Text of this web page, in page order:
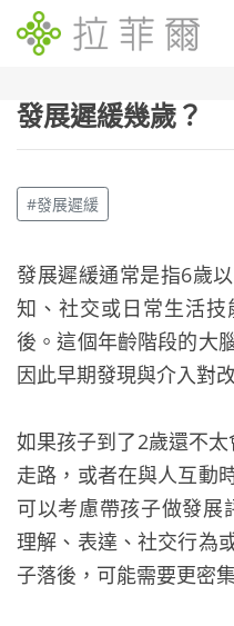
發展遲緩幾歲？
#發展遲緩
發展遲緩通常是指6歲
知、社交或日常生活
後。這個年齡階段的大
因此早期發現與介入對
如果孩子到了2歲還不
走路，或者在與人互動
可以考慮帶孩子做發展
理解、表達、社交行為
子落後，可能需要更密